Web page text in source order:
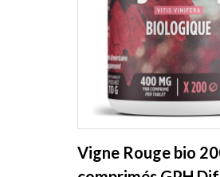
Vigne Rouge bio